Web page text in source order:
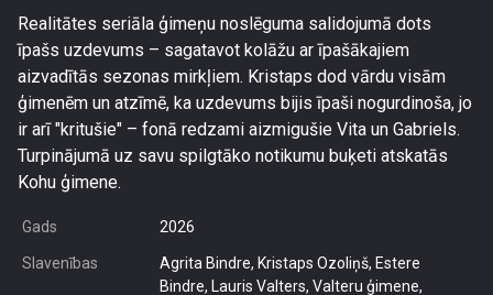
Realitātes seriāla ģimeņu noslēguma salidojumā dots
īpašs uzdevums – sagatavot kolāžu ar īpašākajiem
aizvadītās sezonas mirkļiem. Kristaps dod vārdu visām
ģimenēm un atzīmē, ka uzdevums bijis īpaši nogurdinoša, jo
ir arī "kritušie" – fonā redzami aizmigušie Vita un Gabriels.
Turpinājumā uz savu spilgtāko notikumu buķeti atskatās
Kohu ģimene.
Gads 2026
Slavenības
Agrita Bindre, Kristaps Ozoliņš, Estere
Bindre, Lauris Valters, Valteru ģimene,